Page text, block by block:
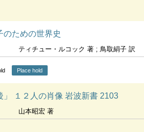
のための世界史
ティチュー・ルコック 著 ; 鳥取絹子 訳
Place hold
」 １２人の肖像 岩波新書 2103
山本昭宏 著